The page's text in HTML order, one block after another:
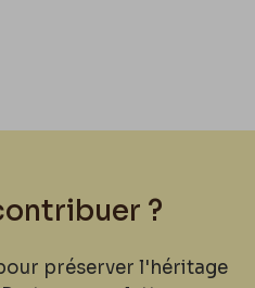
?
préserver l'héritage